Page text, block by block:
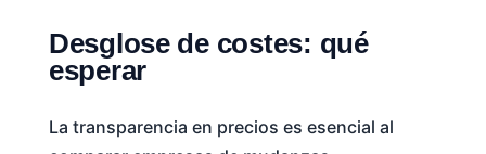
Desglose de costes: qué
esperar
La transparencia en precios es esencial al